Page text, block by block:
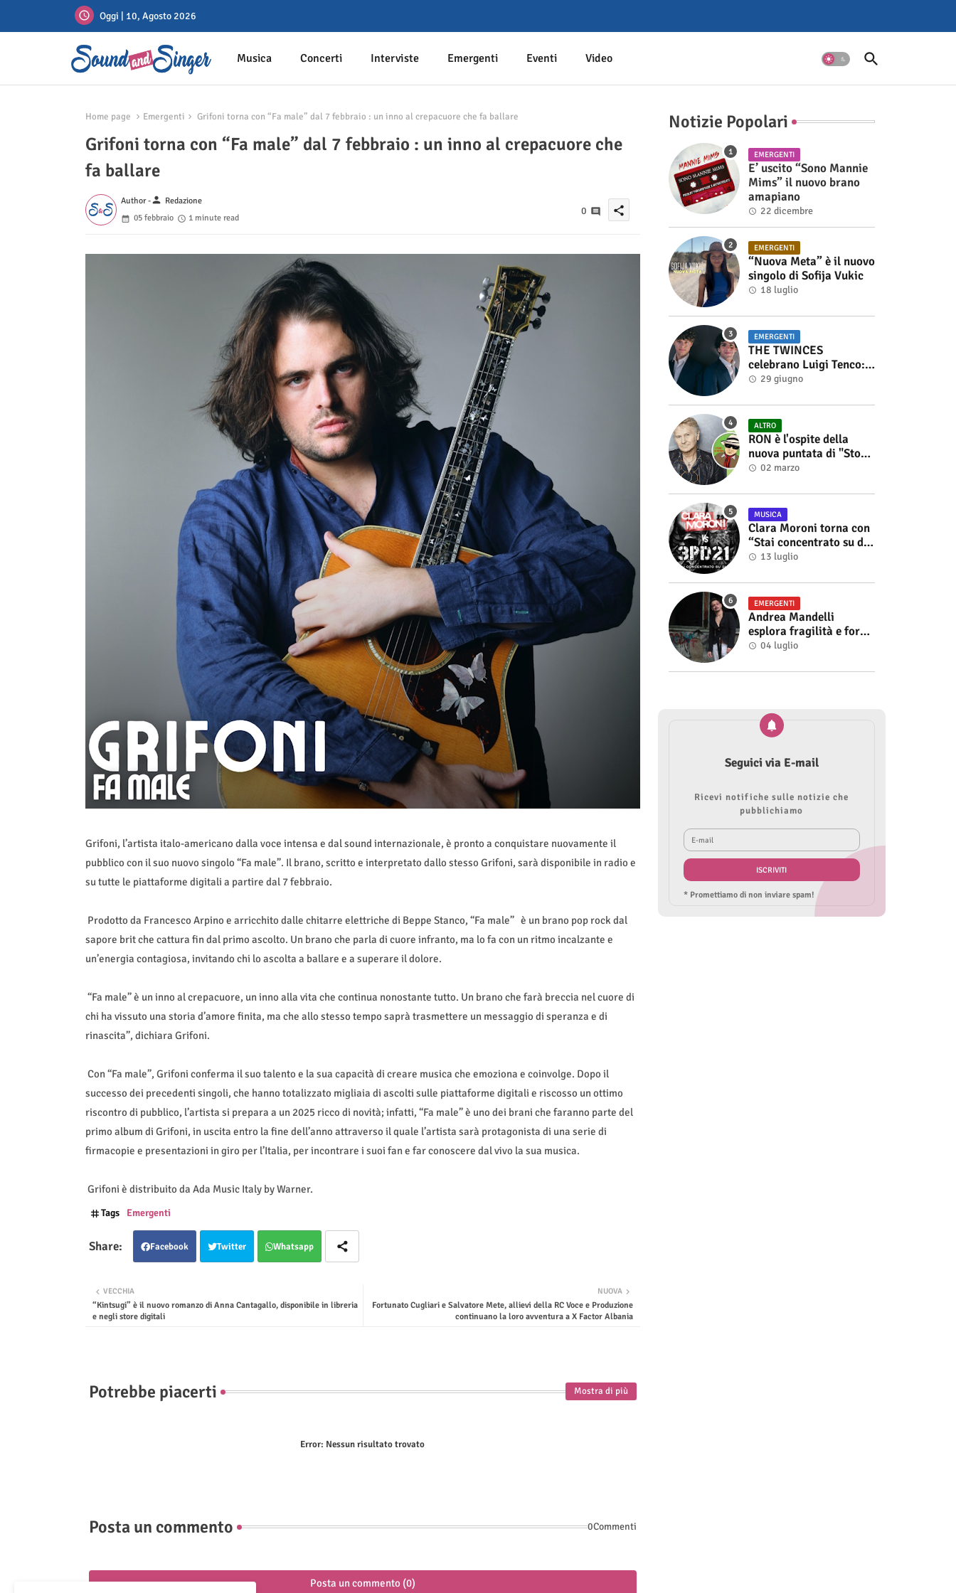
Oggi | 10, Agosto 2026
Musica Concerti Interviste Emergenti Eventi Video
Home page Emergenti Grifoni torna con “Fa male” dal 7 febbraio : un inno al crepacuore che fa ballare
Grifoni torna con “Fa male” dal 7 febbraio : un inno al crepacuore che
fa ballare
Author -person Redazione
05 febbraio
1 minute read
0 share
Grifoni, l’artista italo-americano dalla voce intensa e dal sound internazionale, è pronto a conquistare nuovamente il
pubblico con il suo nuovo singolo “Fa male”. Il brano, scritto e interpretato dallo stesso Grifoni, sarà disponibile in radio e
su tutte le piattaforme digitali a partire dal 7 febbraio.
Prodotto da Francesco Arpino e arricchito dalle chitarre elettriche di Beppe Stanco, “Fa male” è un brano pop rock dal
sapore brit che cattura fin dal primo ascolto. Un brano che parla di cuore infranto, ma lo fa con un ritmo incalzante e
un’energia contagiosa, invitando chi lo ascolta a ballare e a superare il dolore.
“Fa male” è un inno al crepacuore, un inno alla vita che continua nonostante tutto. Un brano che farà breccia nel cuore di
chi ha vissuto una storia d’amore finita, ma che allo stesso tempo saprà trasmettere un messaggio di speranza e di
rinascita”, dichiara Grifoni.
Con “Fa male”, Grifoni conferma il suo talento e la sua capacità di creare musica che emoziona e coinvolge. Dopo il
successo dei precedenti singoli, che hanno totalizzato migliaia di ascolti sulle piattaforme digitali e riscosso un ottimo
riscontro di pubblico, l’artista si prepara a un 2025 ricco di novità; infatti, “Fa male” è uno dei brani che faranno parte del
primo album di Grifoni, in uscita entro la fine dell’anno attraverso il quale l’artista sarà protagonista di una serie di
firmacopie e presentazioni in giro per l’Italia, per incontrare i suoi fan e far conoscere dal vivo la sua musica.
Grifoni è distribuito da Ada Music Italy by Warner.
Tags Emergenti
Facebook Twitter Whatsapp
NUOVA
Fortunato Cugliari e Salvatore Mete, allievi della RC Voce e Produzione
continuano la loro avventura a X Factor Albania
VECCHIA
“Kintsugi” è il nuovo romanzo di Anna Cantagallo, disponibile in libreria
e negli store digitali
Potrebbe piacerti Mostra di più
Error: Nessun risultato trovato
Posta un commento 0Commenti
Posta un commento (0)
Notizie Popolari
EMERGENTI
E’ uscito “Sono Mannie
Mims” il nuovo brano
amapiano
22 dicembre
EMERGENTI
“Nuova Meta” è il nuovo
singolo di Sofija Vukic
18 luglio
EMERGENTI
THE TWINCES
celebrano Luigi Tenco:
fuori singolo e video di
29 giugno
ALTRO
RON è l'ospite della
nuova puntata di "Storie
di Musica", in onda sul
Alberto Salerno
02 marzo
MUSICA
Clara Moroni torna con
“Stai concentrato su di
me”, il nuovo singolo
13 luglio
EMERGENTI
Andrea Mandelli
esplora fragilità e forza
nel videoclip di “Sofia”
04 luglio
Seguici via E-mail
Ricevi notifiche sulle notizie che
pubblichiamo
* Promettiamo di non inviare spam!